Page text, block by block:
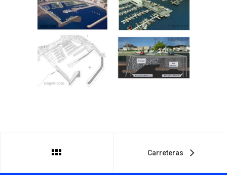
Carreteras